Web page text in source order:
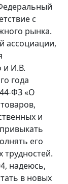
с
рынка.
ассоциации,
и И.В.
года
ФЗ «О
и
его
надеюсь,
в новых